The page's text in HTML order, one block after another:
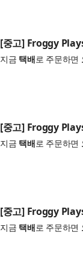
[중고] Froggy
지금 택배로 주문하면
[중고] Froggy
지금 택배로 주문하면
[중고] Froggy
지금 택배로 주문하면